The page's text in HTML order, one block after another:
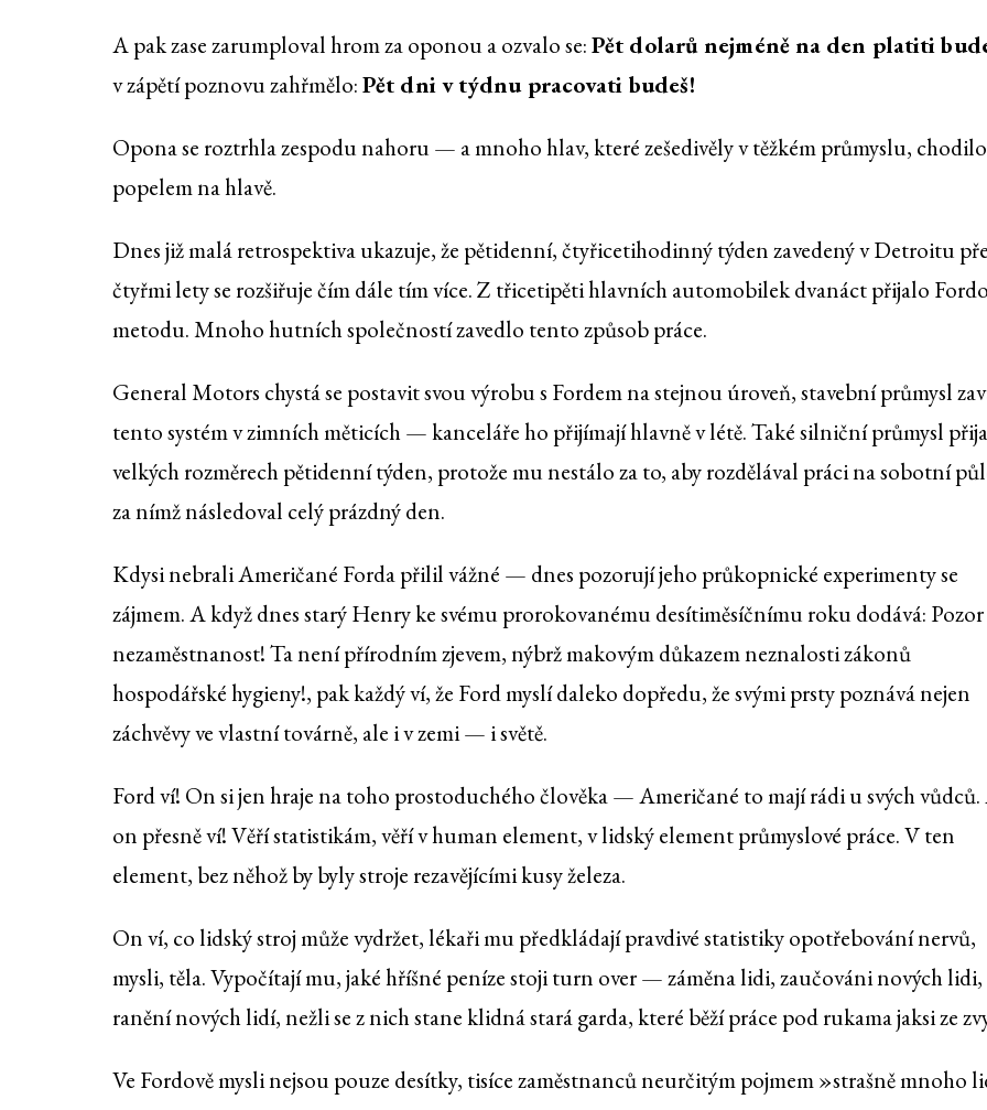
A pak zase zarumploval hrom za oponou a ozvalo se:Pět dolarů nejméně na den platiti
v zápětí poznovu zahřmělo:Pět dni v týdnu pracovati budeš!
Opona se roztrhla zespodu nahoru — a mnoho hlav, které zešedivěly v těžkém průmyslu,
popelem na hlavě.
Dnes již malá retrospektiva ukazuje, že pětidenní, čtyřicetihodinný týden zavedený v Detroitu
čtyřmi lety se rozšiřuje čím dále tím více. Z třicetipěti hlavních automobilek dvanáct přijalo
metodu. Mnoho hutních společností zavedlo tento způsob práce.
General Motors chystá se postavit svou výrobu s Fordem na stejnou úroveň, stavební průmysl
tento systém v zimních měticích — kanceláře ho přijímají hlavně v létě. Také silniční průmysl
velkých rozměrech pětidenní týden, protože mu nestálo za to, aby rozdělával práci na sobotní
za nímž následoval celý prázdný den.
Kdysi nebrali Američané Forda přilil vážné — dnes pozorují jeho průkopnické experimenty se
zájmem. A když dnes starý Henry ke svému prorokovanému desítiměsíčnímu roku dodává:
nezaměstnanost! Ta není přírodním zjevem, nýbrž makovým důkazem neznalosti zákonů
hospodářské hygieny!, pak každý ví, že Ford myslí daleko dopředu, že svými prsty poznává nejen
záchvěvy ve vlastní továrně, ale i v zemi — i světě.
Ford ví! On si jen hraje na toho prostoduchého člověka — Američané to mají rádi u svých
on přesně ví! Věří statistikám, věří v human element, v lidský element průmyslové práce. V ten
element, bez něhož by byly stroje rezavějícími kusy železa.
On ví, co lidský stroj může vydržet, lékaři mu předkládají pravdivé statistiky opotřebování nervů,
mysli, těla. Vypočítají mu, jaké hříšné peníze stoji turn over — záměna lidi, zaučováni nových lidi,
ranění nových lidí, nežli se z nich stane klidná stará garda, které běží práce pod rukama jaksi ze
Ve Fordově mysli nejsou pouze desítky, tisíce zaměstnanců neurčitým pojmem »strašně mnoho